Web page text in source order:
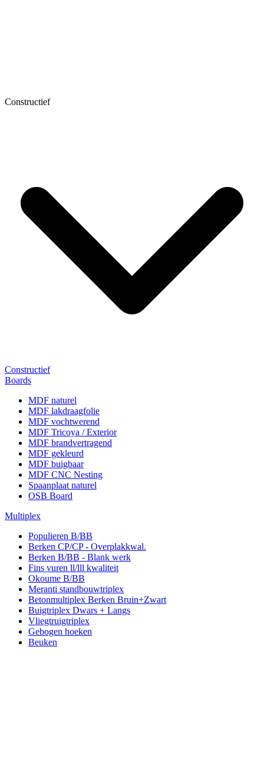
Constructief
Constructief
Boards
MDF naturel
MDF lakdraagfolie
MDF vochtwerend
MDF Tricoya / Exterior
MDF brandvertragend
MDF gekleurd
MDF buigbaar
MDF CNC Nesting
Spaanplaat naturel
OSB Board
Multiplex
Populieren B/BB
Berken CP/CP - Overplakkwal.
Berken B/BB - Blank werk
Fins vuren ll/lll kwaliteit
Okoume B/BB
Meranti standbouwtriplex
Betonmultiplex Berken Bruin+Zwart
Buigtriplex Dwars + Langs
Vliegtruigtriplex
Gebogen hoeken
Beuken